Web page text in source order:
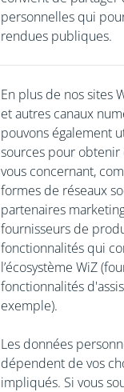
personnelles qui
rendues publiques.
En plus de nos sites
et autres canaux
pouvons également
sources pour
vous concernant,
formes de réseaux
partenaires
fournisseurs de
fonctionnalités qui
l’écosystème WiZ
fonctionnalités
exemple).
Les données
dépendent de vos
impliqués. Si vous